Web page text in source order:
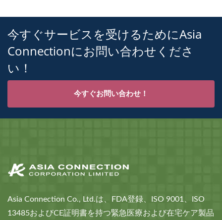
今すぐサービスを受けるためにAsia
Connectionにお問い合わせくださ
い！
今すぐお問い合わせ！
Asia Connection Co., Ltd.は、FDA登録、ISO 9001、ISO
13485およびCE証明書を持つ緊急医療および在宅ケア製品